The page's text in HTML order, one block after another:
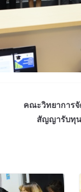
คณะวิทยาการจั
สัญญารับทุน